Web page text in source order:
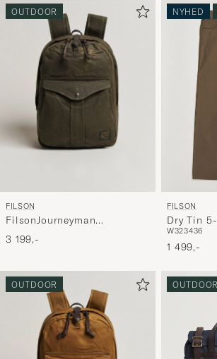
OUTDOOR
FILSON
FilsonJourneyman
BackpackOtter Green
3 199,-
NYHED
FILSON
Dry Tin
Marsh
W323436
1 499,-
OUTDOOR OUTDOOR